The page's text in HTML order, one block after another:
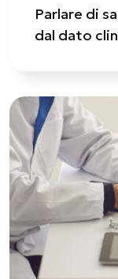
Parlare di
dal dato